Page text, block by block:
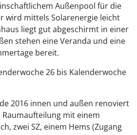
Außenpool für die
wird mittels Solarenergie leicht
liegt gut abgeschirmt in einer
stehen eine Veranda und eine
bereit.
26 bis Kalenderwoche
2016 innen und außen renoviert
mit einem
zwei SZ, einem Hems (Zugang